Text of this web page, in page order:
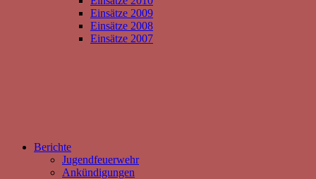
Einsätze 2009
Einsätze 2008
Einsätze 2007
Berichte
Jugendfeuerwehr
Ankündigungen